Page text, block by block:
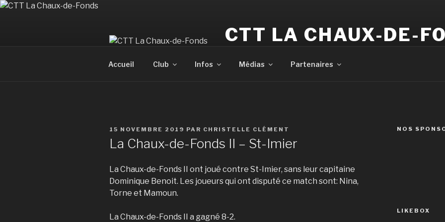
Aller
CTT LA CHAUX-DE-
Accueil Club Infos Médias Partenaires
PUBLIÉ
15 NOVEMBRE 2019 PAR CHRISTELLE CLÉMENT
La Chaux-de-Fonds II – St-Imier
La Chaux-de-Fonds II ont joué contre St-Imier, sans leur capitaine
Dominique Benoit. Les joueurs qui ont disputé ce match sont: Nina,
Torne et Mamoun.
La Chaux-de-Fonds II a gagné 8-2.
NOS
LIKEBOX